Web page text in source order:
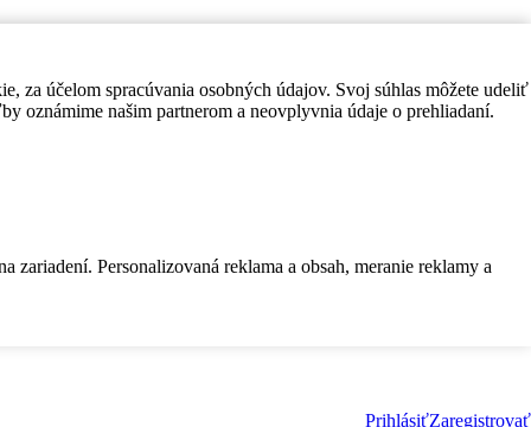
za účelom spracúvania osobných údajov. Svoj súhlas môžete udeliť
oznámime našim partnerom a neovplyvnia údaje o prehliadaní.
Personalizovaná reklama a obsah, meranie reklamy a
PrihlásiťZaregistrovať